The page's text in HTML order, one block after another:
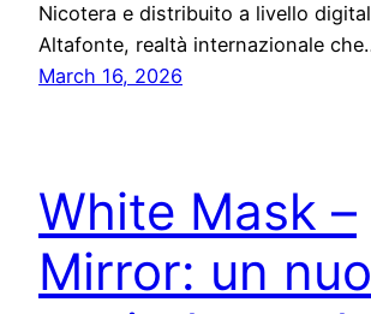
Nicotera e distribuito a livello
Altafonte, realtà internazionale
March 16, 2026
White Mask –
Mirror: un